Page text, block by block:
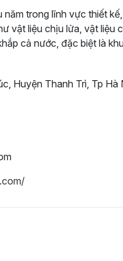
năm trong lĩnh vực thiết
vật liệu chịu lửa, vật
cả nước, đặc biệt là
Huyện Thanh Trì, Tp Hà